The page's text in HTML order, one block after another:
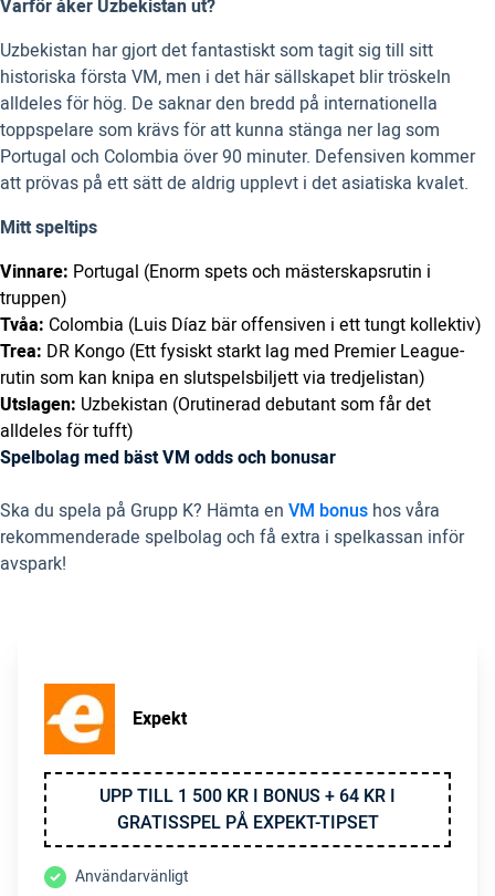
Varför åker Uzbekistan ut?
Uzbekistan har gjort det fantastiskt som tagit sig till sitt
historiska första VM, men i det här sällskapet blir tröskeln
alldeles för hög. De saknar den bredd på internationella
toppspelare som krävs för att kunna stänga ner lag som
Portugal och Colombia över 90 minuter. Defensiven kommer
att prövas på ett sätt de aldrig upplevt i det asiatiska kvalet.
Mitt speltips
Vinnare: Portugal (Enorm spets och mästerskapsrutin i
truppen)
Tvåa: Colombia (Luis Díaz bär offensiven i ett tungt kollektiv)
Trea: DR Kongo (Ett fysiskt starkt lag med Premier League-
rutin som kan knipa en slutspelsbiljett via tredjelistan)
Utslagen: Uzbekistan (Orutinerad debutant som får det
alldeles för tufft)
Spelbolag med bäst VM odds och bonusar
Ska du spela på Grupp K? Hämta en VM bonus hos våra
rekommenderade spelbolag och få extra i spelkassan inför
avspark!
Expekt
UPP TILL 1 500 KR I BONUS + 64 KR I
GRATISSPEL PÅ EXPEKT-TIPSET
Användarvänligt